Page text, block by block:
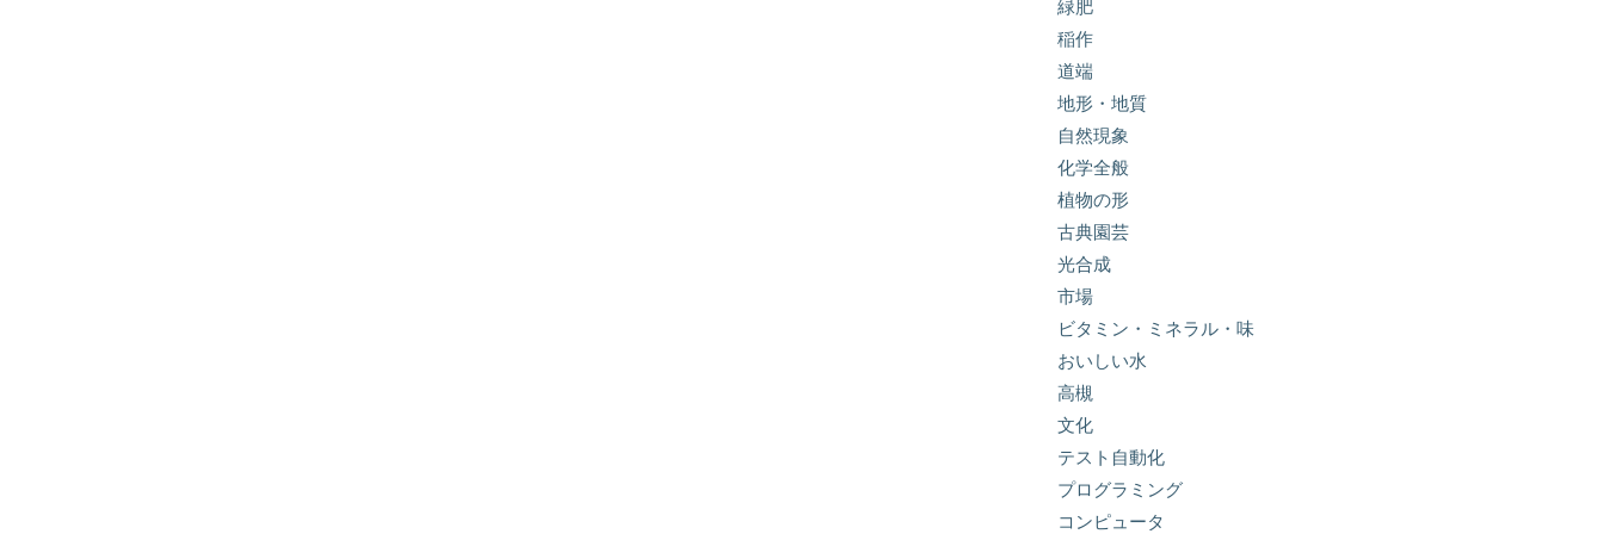
緑肥
稲作
道端
地形・地質
自然現象
化学全般
植物の形
古典園芸
光合成
市場
ビタミン・ミネラル・味
おいしい水
高槻
文化
テスト自動化
プログラミング
コンピュータ